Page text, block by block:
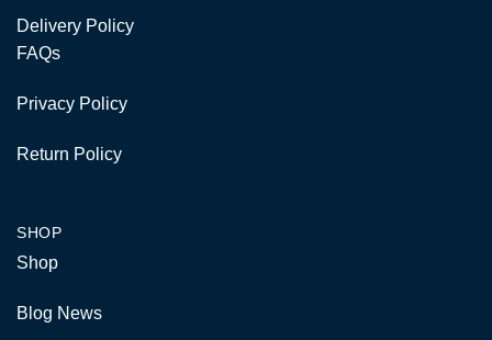
Delivery Policy
FAQs
Privacy Policy
Return Policy
SHOP
Shop
Blog News